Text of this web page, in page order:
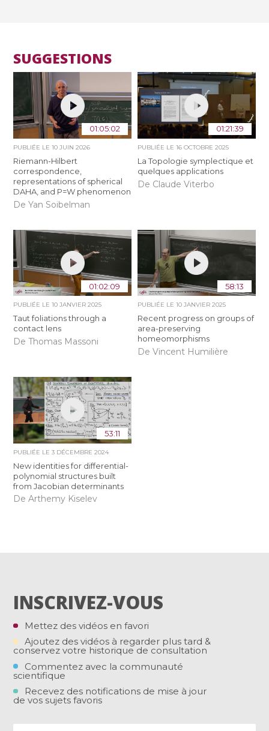
SUGGESTIONS
01:05:02
PUBLIÉE LE10 JUIN 2026
Riemann-Hilbert
correspondence,
representations of spherical
DAHA, and P=W phenomenon
De Yan Soibelman
01:21:39
PUBLIÉE LE 16 OCTOBRE 2025
La Topologie symplectique et
quelques applications
De Claude Viterbo
01:02:09
PUBLIÉE LE10 JANVIER 2025
Taut foliations through a
contact lens
De Thomas Massoni
58:13
PUBLIÉE LE 10 JANVIER 2025
Recent progress on groups of
area-preserving
homeomorphisms
De Vincent Humilière
53:11
PUBLIÉE LE3 DÉCEMBRE 2024
New identities for differential-
polynomial structures built
from Jacobian determinants
De Arthemy Kiselev
INSCRIVEZ-VOUS
Mettez des vidéos en favori
Ajoutez des vidéos à regarder plus tard &
conservez votre historique de consultation
Commentez avec la communauté
scientifique
Recevez des notifications de mise à jour
de vos sujets favoris